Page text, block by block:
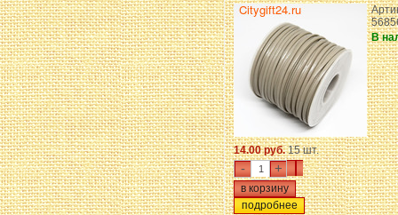
В
14.00 руб.15 шт.
- +
подробнее